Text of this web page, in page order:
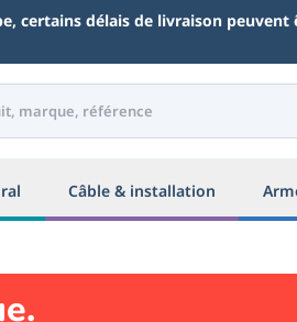
certains délais de livraison
Câble & installation